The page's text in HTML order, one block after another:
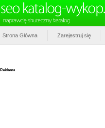
Strona Główna Zarejestruj się
Reklama